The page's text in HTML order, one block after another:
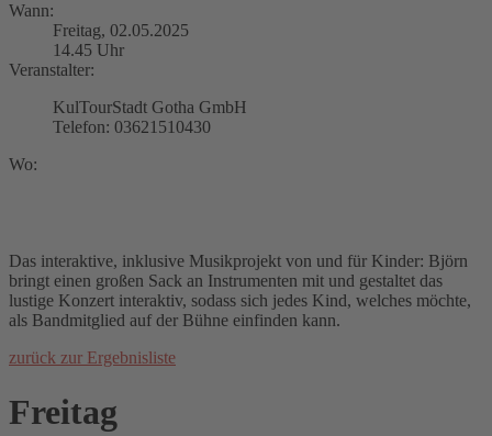
Wann:
Freitag, 02.05.2025
14.45 Uhr
Veranstalter:
KulTourStadt Gotha GmbH
Telefon: 03621510430
Wo:
Das interaktive, inklusive Musikprojekt von und für Kinder: Björn
bringt einen großen Sack an Instrumenten mit und gestaltet das
lustige Konzert interaktiv, sodass sich jedes Kind, welches möchte,
als Bandmitglied auf der Bühne einfinden kann.
zurück zur Ergebnisliste
Freitag